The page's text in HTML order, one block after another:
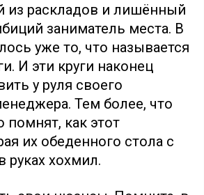
раскладов и лишённый
заниматель места. В
уже то, что называется
И эти круги наконец
у руля своего
Тем более, что
помнят, как этот
их обеденного стола с
хохмил.